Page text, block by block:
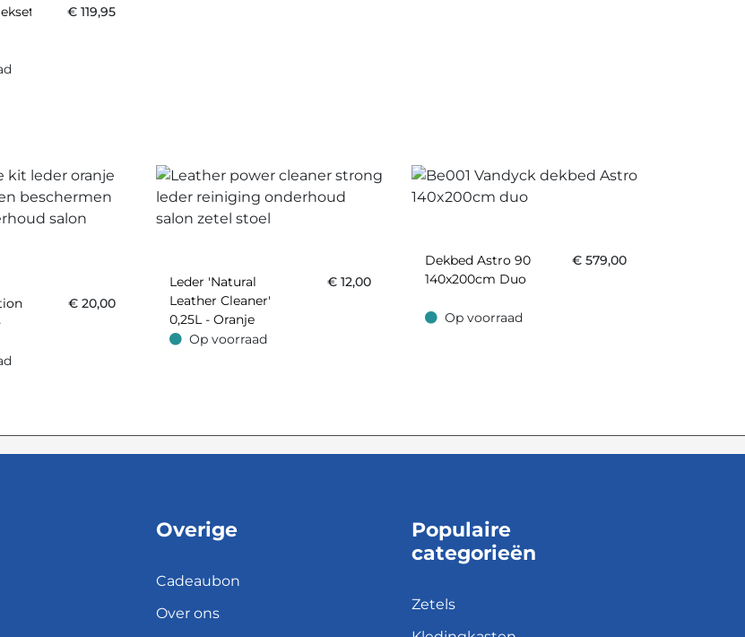
€ 119,95
€ 20,00
Leder 'Natural
Leather Cleaner'
0,25L - Oranje
€ 12,00
Op voorraad
Op voorraad
Dekbed Astro 90
140x200cm Duo
€ 579,00
Op voorraad
Op voorraad
Overige
Cadeaubon
Over ons
Populaire
categorieën
Zetels